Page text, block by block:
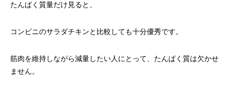
たんぱく質量だけ見ると、
コンビニのサラダチキンと比較しても十分優秀です。
筋肉を維持しながら減量したい人にとって、たんぱく質は欠かせ
ません。